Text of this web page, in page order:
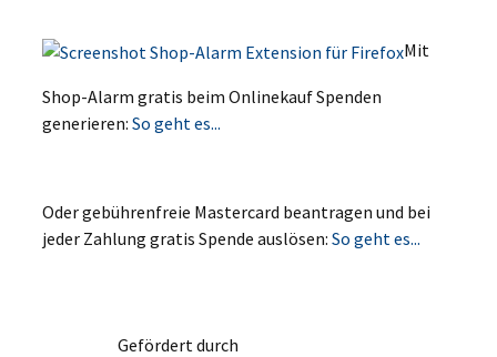
Mit
Shop-Alarm gratis beim Onlinekauf Spenden
generieren:So geht es...
Oder gebührenfreie Mastercard beantragen und bei
jeder Zahlung gratis Spende auslösen:So geht es...
Gefördert durch